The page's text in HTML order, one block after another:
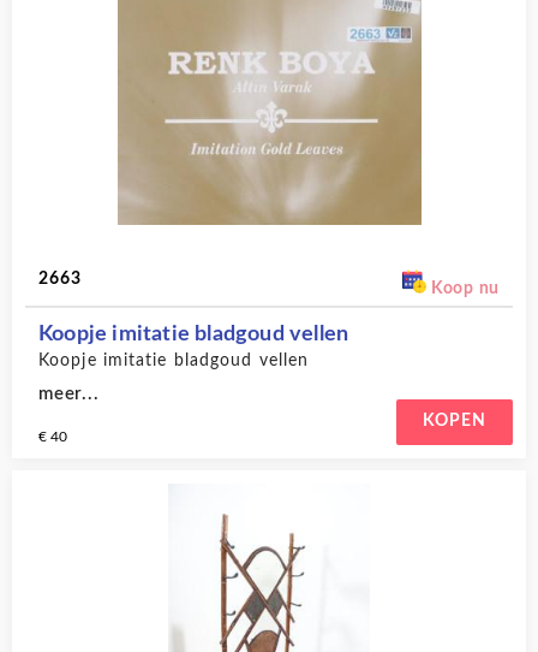
2663
Koop nu
Koopje imitatie bladgoud vellen
Koopje imitatie bladgoud vellen
meer...
€ 40
KOPEN